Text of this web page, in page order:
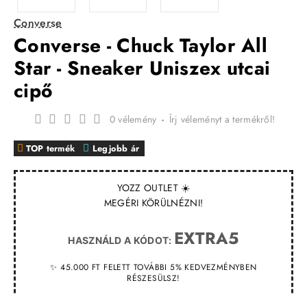
Converse
Converse - Chuck Taylor All
Star - Sneaker Uniszex utcai
cipő
YOZZ OUTLET ☀️
MEGÉRI KÖRÜLNÉZNI!
HASZNÁLD A KÓDOT: EXTRA5
✨ 45.000 FT FELETT TOVÁBBI 5% KEDVEZMÉNYBEN
RÉSZESÜLSZ!
TOP termék Legjobb ár
0 vélemény - Írj véleményt a termékről!